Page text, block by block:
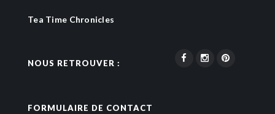
Tea Time Chronicles
NOUS RETROUVER :
FORMULAIRE DE CONTACT